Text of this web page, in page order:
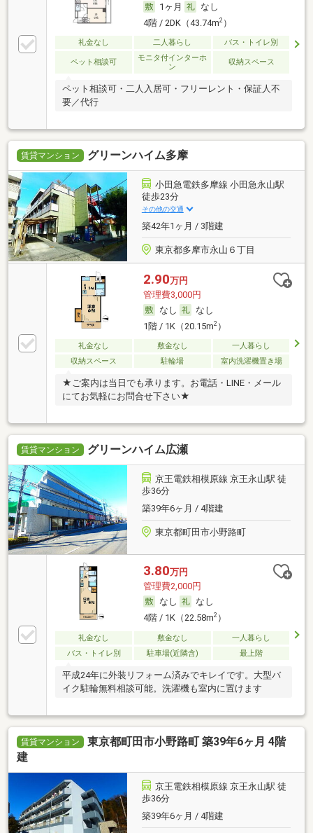
1ヶ月
なし
4階 / 2DK（43.74m2）
礼金なし 二人暮らし バス・トイレ別
ペット相談可
モニタ付インターホ
ン
収納スペース
ペット相談可・二人入居可・フリーレント・保証人不
要／代行
賃貸マンション グリーンハイム多摩
小田急電鉄多摩線 小田急永山駅
徒歩23分
その他の交通
築42年1ヶ月 / 3階建
東京都多摩市永山６丁目
2.90万円
管理費3,000円
なし
なし
1階 / 1K（20.15m2）
礼金なし 敷金なし
一人暮らし
収納スペース
駐輪場 室内洗濯機置き場
★ご案内は当日でも承ります。お電話・LINE・メール
にてお気軽にお問合せ下さい★
賃貸マンション グリーンハイム広瀬
京王電鉄相模原線 京王永山駅 徒
歩36分
築39年6ヶ月 / 4階建
東京都町田市小野路町
3.80万円
管理費2,000円
なし
なし
4階 / 1K（22.58m2）
礼金なし 敷金なし
一人暮らし
バス・トイレ別
駐車場(近隣含) 最上階
平成24年に外装リフォーム済みでキレイです。大型バ
イク駐輪無料相談可能。洗濯機も室内に置けます
賃貸マンション
東京都町田市小野路町 築39年6ヶ月 4階
建
京王電鉄相模原線 京王永山駅 徒
歩36分
築39年6ヶ月 / 4階建